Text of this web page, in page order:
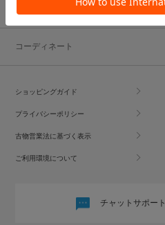
コーディネート
ショッピングガイド
プライバシーポリシー
古物営業法に基づく表示
ご利用環境について
チャットサポート